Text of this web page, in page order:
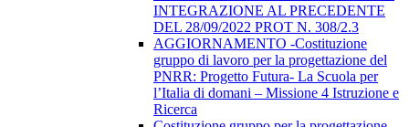
INTEGRAZIONE AL PRECEDENTE
DEL 28/09/2022 PROT N. 308/2.3
AGGIORNAMENTO -Costituzione
gruppo di lavoro per la progettazione del
PNRR: Progetto Futura- La Scuola per
l’Italia di domani – Missione 4 Istruzione e
Ricerca